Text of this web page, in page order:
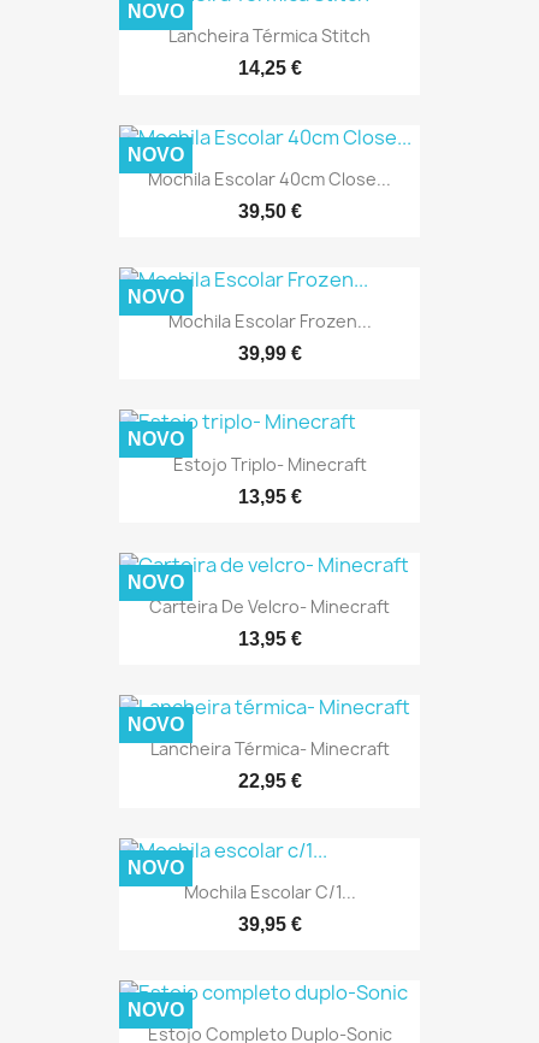
Lancheira Térmica Stitch
14,25 €
NOVO
Mochila Escolar 40cm Close...
39,50 €
NOVO
Mochila Escolar Frozen...
39,99 €
NOVO
Estojo Triplo- Minecraft
13,95 €
NOVO
Carteira De Velcro- Minecraft
13,95 €
NOVO
Lancheira Térmica- Minecraft
22,95 €
NOVO
Mochila Escolar C/1...
39,95 €
NOVO
Estojo Completo Duplo-Sonic
NOVO